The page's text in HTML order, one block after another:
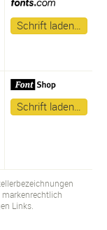
Schrift laden…
Schrift laden…
Links.